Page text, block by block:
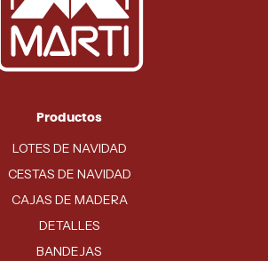
Productos
LOTES DE NAVIDAD
CESTAS DE NAVIDAD
CAJAS DE MADERA
DETALLES
BANDEJAS